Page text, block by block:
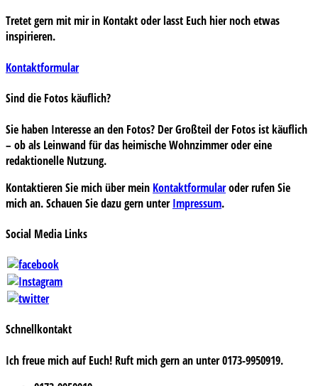
Tretet gern mit mir in Kontakt oder lasst Euch hier noch etwas
inspirieren.
Kontaktformular
Sind die Fotos käuflich?
Sie haben Interesse an den Fotos? Der Großteil der Fotos ist käuflich
– ob als Leinwand für das heimische Wohnzimmer oder eine
redaktionelle Nutzung.
Kontaktieren Sie mich über mein Kontaktformularoder rufen Sie
mich an. Schauen Sie dazu gern unterImpressum.
Social Media Links
Schnellkontakt
Ich freue mich auf Euch! Ruft mich gern an unter 0173-9950919.